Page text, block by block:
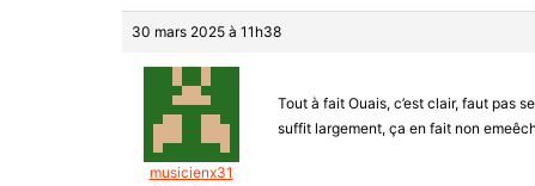
30 mars 2025 à 11h38
musicienx31
Tout à fait Ouais, c’est clair, faut pas
suffit largement, ça en fait non